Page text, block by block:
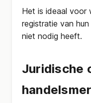
Het is ideaal voor
registratie van
niet nodig heeft.
Juridische